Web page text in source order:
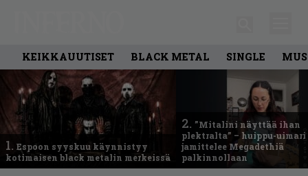
KEIKKAUUTISET BLACK METAL SINGLE
1. Espoon syyskuu käynnistyy
kotimaisen black metalin merkeissä
2. ”Mitalini näyttää ihan
plektralta” – huippu-uimari
jamittelee Megadethiä
palkinnollaan